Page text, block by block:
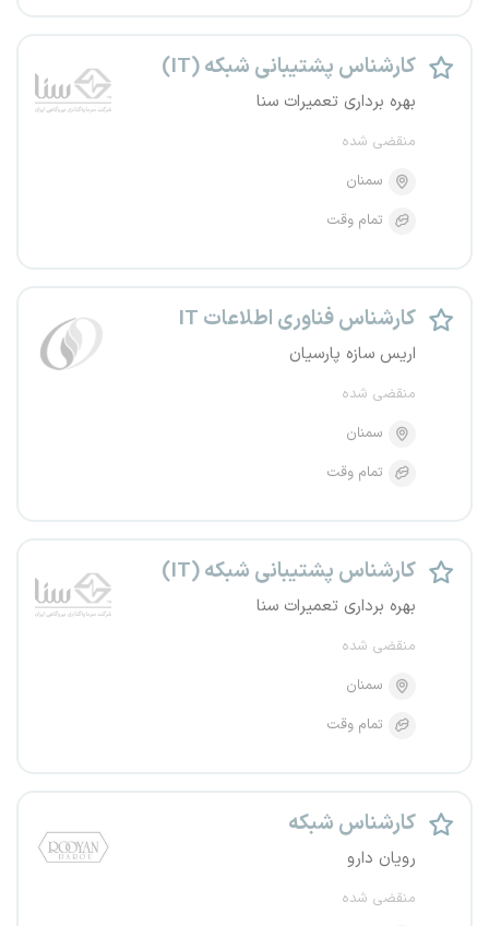
کارشناس پشتیبانی شبکه (IT)
بهره برداری تعمیرات سنا
منقضی شده
سمنان
تمام وقت
کارشناس فناوری اطلاعات IT
اریس سازه پارسیان
منقضی شده
سمنان
تمام وقت
کارشناس پشتیبانی شبکه (IT)
بهره برداری تعمیرات سنا
منقضی شده
سمنان
تمام وقت
کارشناس شبکه
رویان دارو
منقضی شده